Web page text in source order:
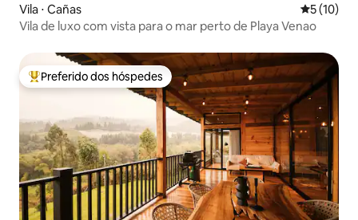
Vila ⋅ Cañas 5 de uma
5 (10)
Vila de luxo com vista para o mar perto de Playa Venao
Entre os melhores preferidos dos hóspedes
Preferido dos hóspedes